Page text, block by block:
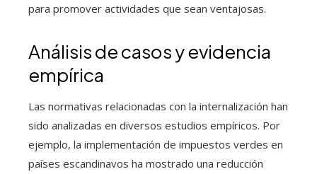
para promover actividades que sean ventajosas.
Análisis de casos y evidencia
empírica
Las normativas relacionadas con la internalización han
sido analizadas en diversos estudios empíricos. Por
ejemplo, la implementación de impuestos verdes en
países escandinavos ha mostrado una reducción